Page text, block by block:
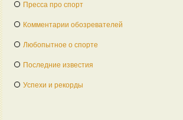
Пресса про спорт
Комментарии обозревателей
Любопытное о спорте
Последние известия
Успехи и рекорды